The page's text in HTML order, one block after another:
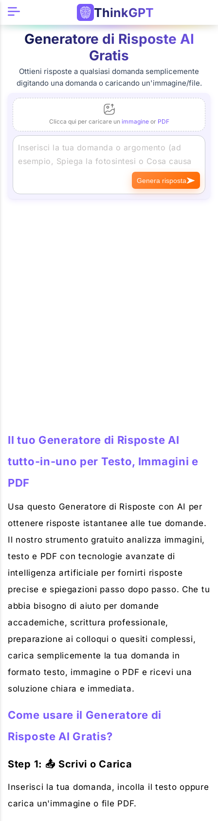
ThinkGPT
Generatore di Risposte AI
Gratis
Ottieni risposte a qualsiasi domanda semplicemente
digitando una domanda o caricando un'immagine/file.
Clicca qui per caricare un immagineor PDF
Genera risposta
Il tuo Generatore di Risposte AI
tutto-in-uno per Testo, Immagini e
PDF
Usa questo Generatore di Risposte con AI per
ottenere risposte istantanee alle tue domande.
Il nostro strumento gratuito analizza immagini,
testo e PDF con tecnologie avanzate di
intelligenza artificiale per fornirti risposte
precise e spiegazioni passo dopo passo. Che tu
abbia bisogno di aiuto per domande
accademiche, scrittura professionale,
preparazione ai colloqui o quesiti complessi,
carica semplicemente la tua domanda in
formato testo, immagine o PDF e ricevi una
soluzione chiara e immediata.
Come usare il Generatore di
Risposte AI Gratis?
Step 1: 📤 Scrivi o Carica
Inserisci la tua domanda, incolla il testo oppure
carica un'immagine o file PDF.